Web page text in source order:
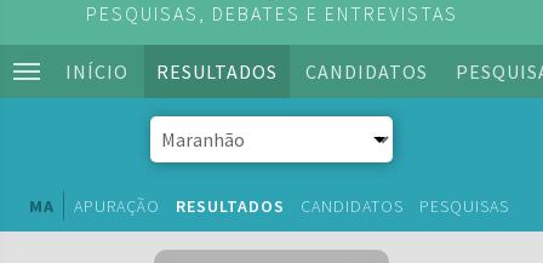
PESQUISAS, DEBATES E ENTREVISTAS
INÍCIO RESULTADOS CANDIDATOS
MA APURAÇÃO RESULTADOS CANDIDATOS PESQUISAS